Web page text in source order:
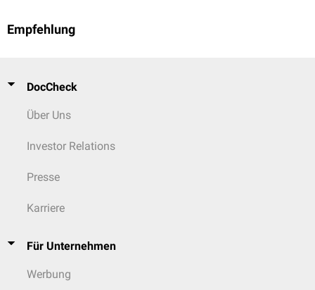
Empfehlung
DocCheck
Über Uns
Investor Relations
Presse
Karriere
Für Unternehmen
Werbung